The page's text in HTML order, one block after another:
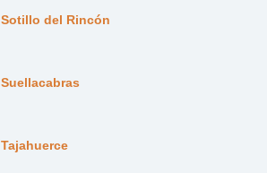
Sotillo del Rincón
Suellacabras
Tajahuerce